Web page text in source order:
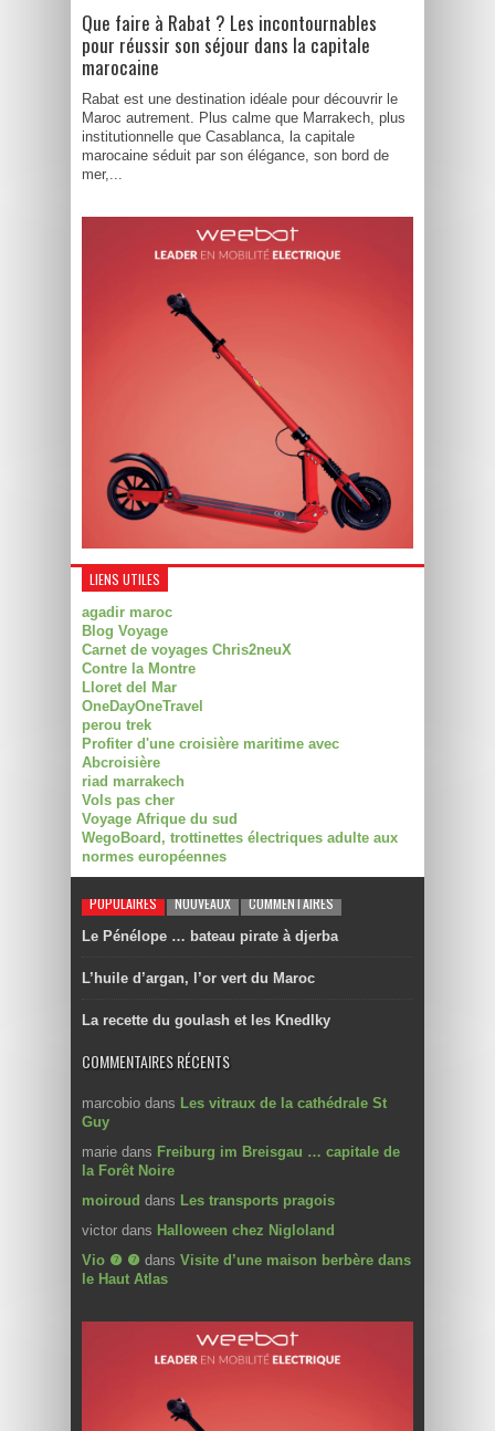
Que faire à Rabat ? Les incontournables
pour réussir son séjour dans la capitale
marocaine
Rabat est une destination idéale pour découvrir le
Maroc autrement. Plus calme que Marrakech, plus
institutionnelle que Casablanca, la capitale
marocaine séduit par son élégance, son bord de
mer,...
LIENS UTILES
agadir maroc
Blog Voyage
Carnet de voyages Chris2neuX
Contre la Montre
Lloret del Mar
OneDayOneTravel
perou trek
Profiter d'une croisière maritime avec
Abcroisière
riad marrakech
Vols pas cher
Voyage Afrique du sud
WegoBoard, trottinettes électriques adulte aux
normes européennes
POPULAIRES NOUVEAUX COMMENTAIRES
Le Pénélope … bateau pirate à djerba
L’huile d’argan, l’or vert du Maroc
La recette du goulash et les Knedlky
COMMENTAIRES RÉCENTS
marcobio dans Les vitraux de la cathédrale St
Guy
marie dans Freiburg im Breisgau … capitale de
la Forêt Noire
moiroud dans Les transports pragois
victor dans Halloween chez Nigloland
Vio ❼ ❼ dans Visite d’une maison berbère dans
le Haut Atlas